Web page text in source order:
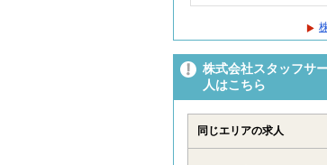
株式会社スタッフサ
人はこちら
同じエリアの求人